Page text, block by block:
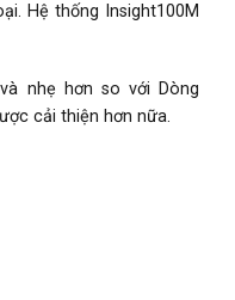
Hệ thống Insight100M
nhẹ hơn so với Dòng
cải thiện hơn nữa.